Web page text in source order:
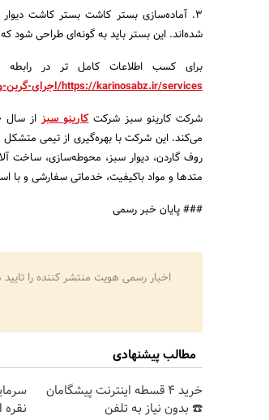
3. آماده‌سازی بستر کاشت بستر کاشت
شده‌اند. این بستر باید به گونه‌ای طراحی
برای کسب اطلاعات کامل تر در
https://karinosabz.ir/services/ اجرای-
شرکت کارینو سبز شرکتکارینو سبز
روف گاردن، دیوار سبز، محوطه‌سازی، ساخت
متدها و مواد باکیفیت، خدماتی سفارشی و با
### پایان خبر رسمی
اخبار رسمی هویت منتشر کننده را
مطالب پیشنهادی
خرید 4 قسطه اینترنت پیشگامان
☎️ بدون نیاز به تلفن
نقره